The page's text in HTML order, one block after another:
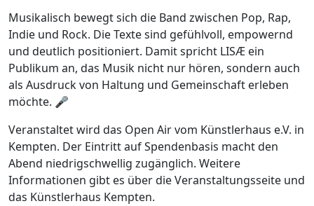
Musikalisch bewegt sich die Band zwischen Pop, Rap,
Indie und Rock. Die Texte sind gefühlvoll, empowernd
und deutlich positioniert. Damit spricht LISÆ ein
Publikum an, das Musik nicht nur hören, sondern auch
als Ausdruck von Haltung und Gemeinschaft erleben
möchte. 🎤
Veranstaltet wird das Open Air vom Künstlerhaus e.V. in
Kempten. Der Eintritt auf Spendenbasis macht den
Abend niedrigschwellig zugänglich. Weitere
Informationen gibt es über die Veranstaltungsseite und
das Künstlerhaus Kempten.